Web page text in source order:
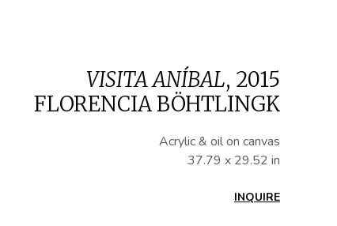
VISITA ANÍBAL, 2015
FLORENCIA BÖHTLINGK
Acrylic & oil on canvas
37.79 x 29.52 in
INQUIRE